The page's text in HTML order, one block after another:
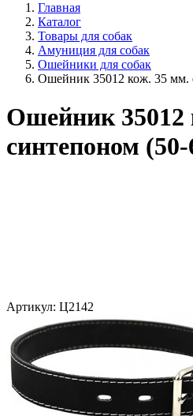
Главная
Каталог
Товары для собак
Амуниция для собак
Ошейники для собак
Ошейник 35012 кож. 35 мм.
Ошейник 35012
синтепоном (50-
Артикул: Ц2142